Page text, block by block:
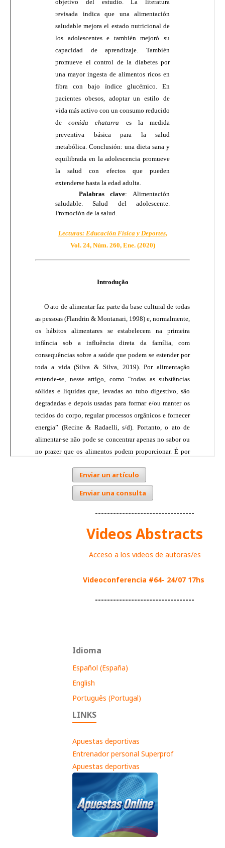
Enviar un artículo
Enviar una consulta
---------------------------------
Videos Abstracts
Acceso a los videos de autoras/es
Videoconferencia #64- 24/07 17hs
---------------------------------
Idioma
Español (España)
English
Português (Portugal)
LINKS
Apuestas deportivas
Entrenador personal Superprof
Apuestas deportivas